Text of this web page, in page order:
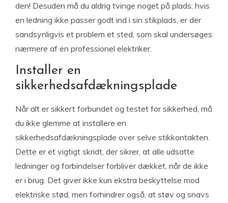
den! Desuden må du aldrig tvinge noget på plads; hvis
en ledning ikke passer godt ind i sin stikplads, er der
sandsynligvis et problem et sted, som skal undersøges
nærmere af en professionel elektriker.
Installer en
sikkerhedsafdækningsplade
Når alt er sikkert forbundet og testet for sikkerhed, må
du ikke glemme at installere en
sikkerhedsafdækningsplade over selve stikkontakten.
Dette er et vigtigt skridt, der sikrer, at alle udsatte
ledninger og forbindelser forbliver dækket, når de ikke
er i brug. Det giver ikke kun ekstra beskyttelse mod
elektriske stød, men forhindrer også, at støv og snavs